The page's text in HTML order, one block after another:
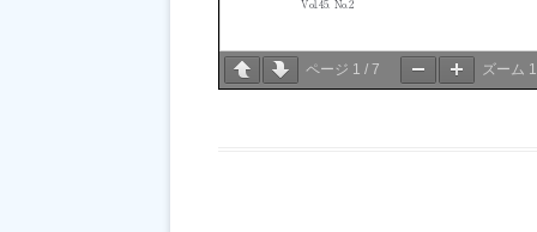
ページ 1 / 7 ズーム